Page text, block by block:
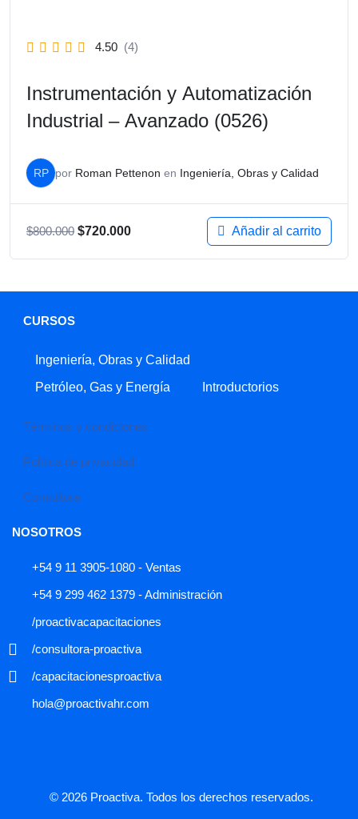
4.50 (4)
Instrumentación y Automatización
Industrial – Avanzado (0526)
RP por Roman Pettenon en Ingeniería, Obras y Calidad
$800.000 $720.000 Añadir al carrito
CURSOS
Ingeniería, Obras y Calidad
Petróleo, Gas y Energía
Introductorios
Términos y condiciones
Política de privacidad
Consultora
NOSOTROS
+54 9 11 3905-1080 - Ventas
+54 9 299 462 1379 - Administración
/proactivacapacitaciones
/consultora-proactiva
/capacitacionesproactiva
hola@proactivahr.com
© 2026 Proactiva. Todos los derechos reservados.